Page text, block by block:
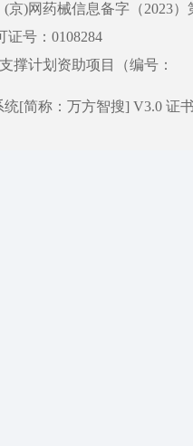
)网药械信息备字（2023）
号：0108284
撑计划资助项目（编号：
[简称：万方智搜] V3.0 证